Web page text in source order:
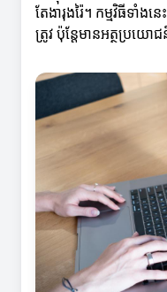
តែងារុងរ៉ៃ។ កម្មវិធីទាំង
ត្រូវ ប៉ុន្តែមានអត្ថប្រយោ